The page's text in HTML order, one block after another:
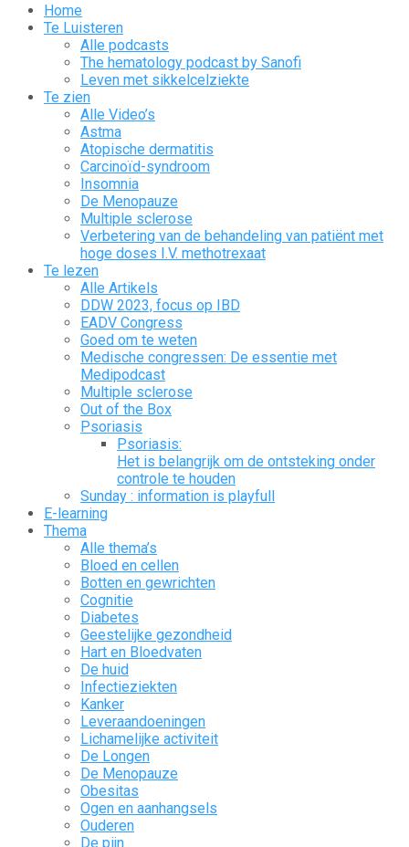
Home
Te Luisteren
Alle podcasts
The hematology podcast by Sanofi
Leven met sikkelcelziekte
Te zien
Alle Video’s
Astma
Atopische dermatitis
Carcinoïd-syndroom
Insomnia
De Menopauze
Multiple sclerose
Verbetering van de behandeling van patiënt met
hoge doses I.V. methotrexaat
Te lezen
Alle Artikels
DDW 2023, focus op IBD
EADV Congress
Goed om te weten
Medische congressen: De essentie met
Medipodcast
Multiple sclerose
Out of the Box
Psoriasis
Psoriasis:
Het is belangrijk om de ontsteking onder
controle te houden
Sunday : information is playfull
E-learning
Thema
Alle thema’s
Bloed en cellen
Botten en gewrichten
Cognitie
Diabetes
Geestelijke gezondheid
Hart en Bloedvaten
De huid
Infectieziekten
Kanker
Leveraandoeningen
Lichamelijke activiteit
De Longen
De Menopauze
Obesitas
Ogen en aanhangsels
Ouderen
De pijn